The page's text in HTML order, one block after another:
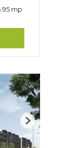
mp
Next